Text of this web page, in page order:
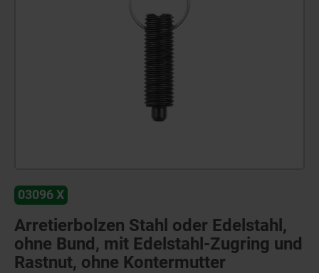
03096 X
Arretierbolzen Stahl oder Edelstahl,
ohne Bund, mit Edelstahl-Zugring und
Rastnut, ohne Kontermutter